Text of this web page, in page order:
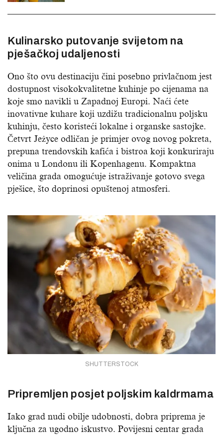
Kulinarsko putovanje svijetom na
pješačkoj udaljenosti
Ono što ovu destinaciju čini posebno privlačnom jest
dostupnost visokokvalitetne kuhinje po cijenama na
koje smo navikli u Zapadnoj Europi. Naći ćete
inovativne kuhare koji uzdižu tradicionalnu poljsku
kuhinju, često koristeći lokalne i organske sastojke.
Četvrt Jeżyce odličan je primjer ovog novog pokreta,
prepuna trendovskih kafića i bistroa koji konkuriraju
onima u Londonu ili Kopenhagenu. Kompaktna
veličina grada omogućuje istraživanje gotovo svega
pješice, što doprinosi opuštenoj atmosferi.
SHUTTERSTOCK
Pripremljen posjet poljskim kaldrmama
Iako grad nudi obilje udobnosti, dobra priprema je
ključna za ugodno iskustvo. Povijesni centar grada